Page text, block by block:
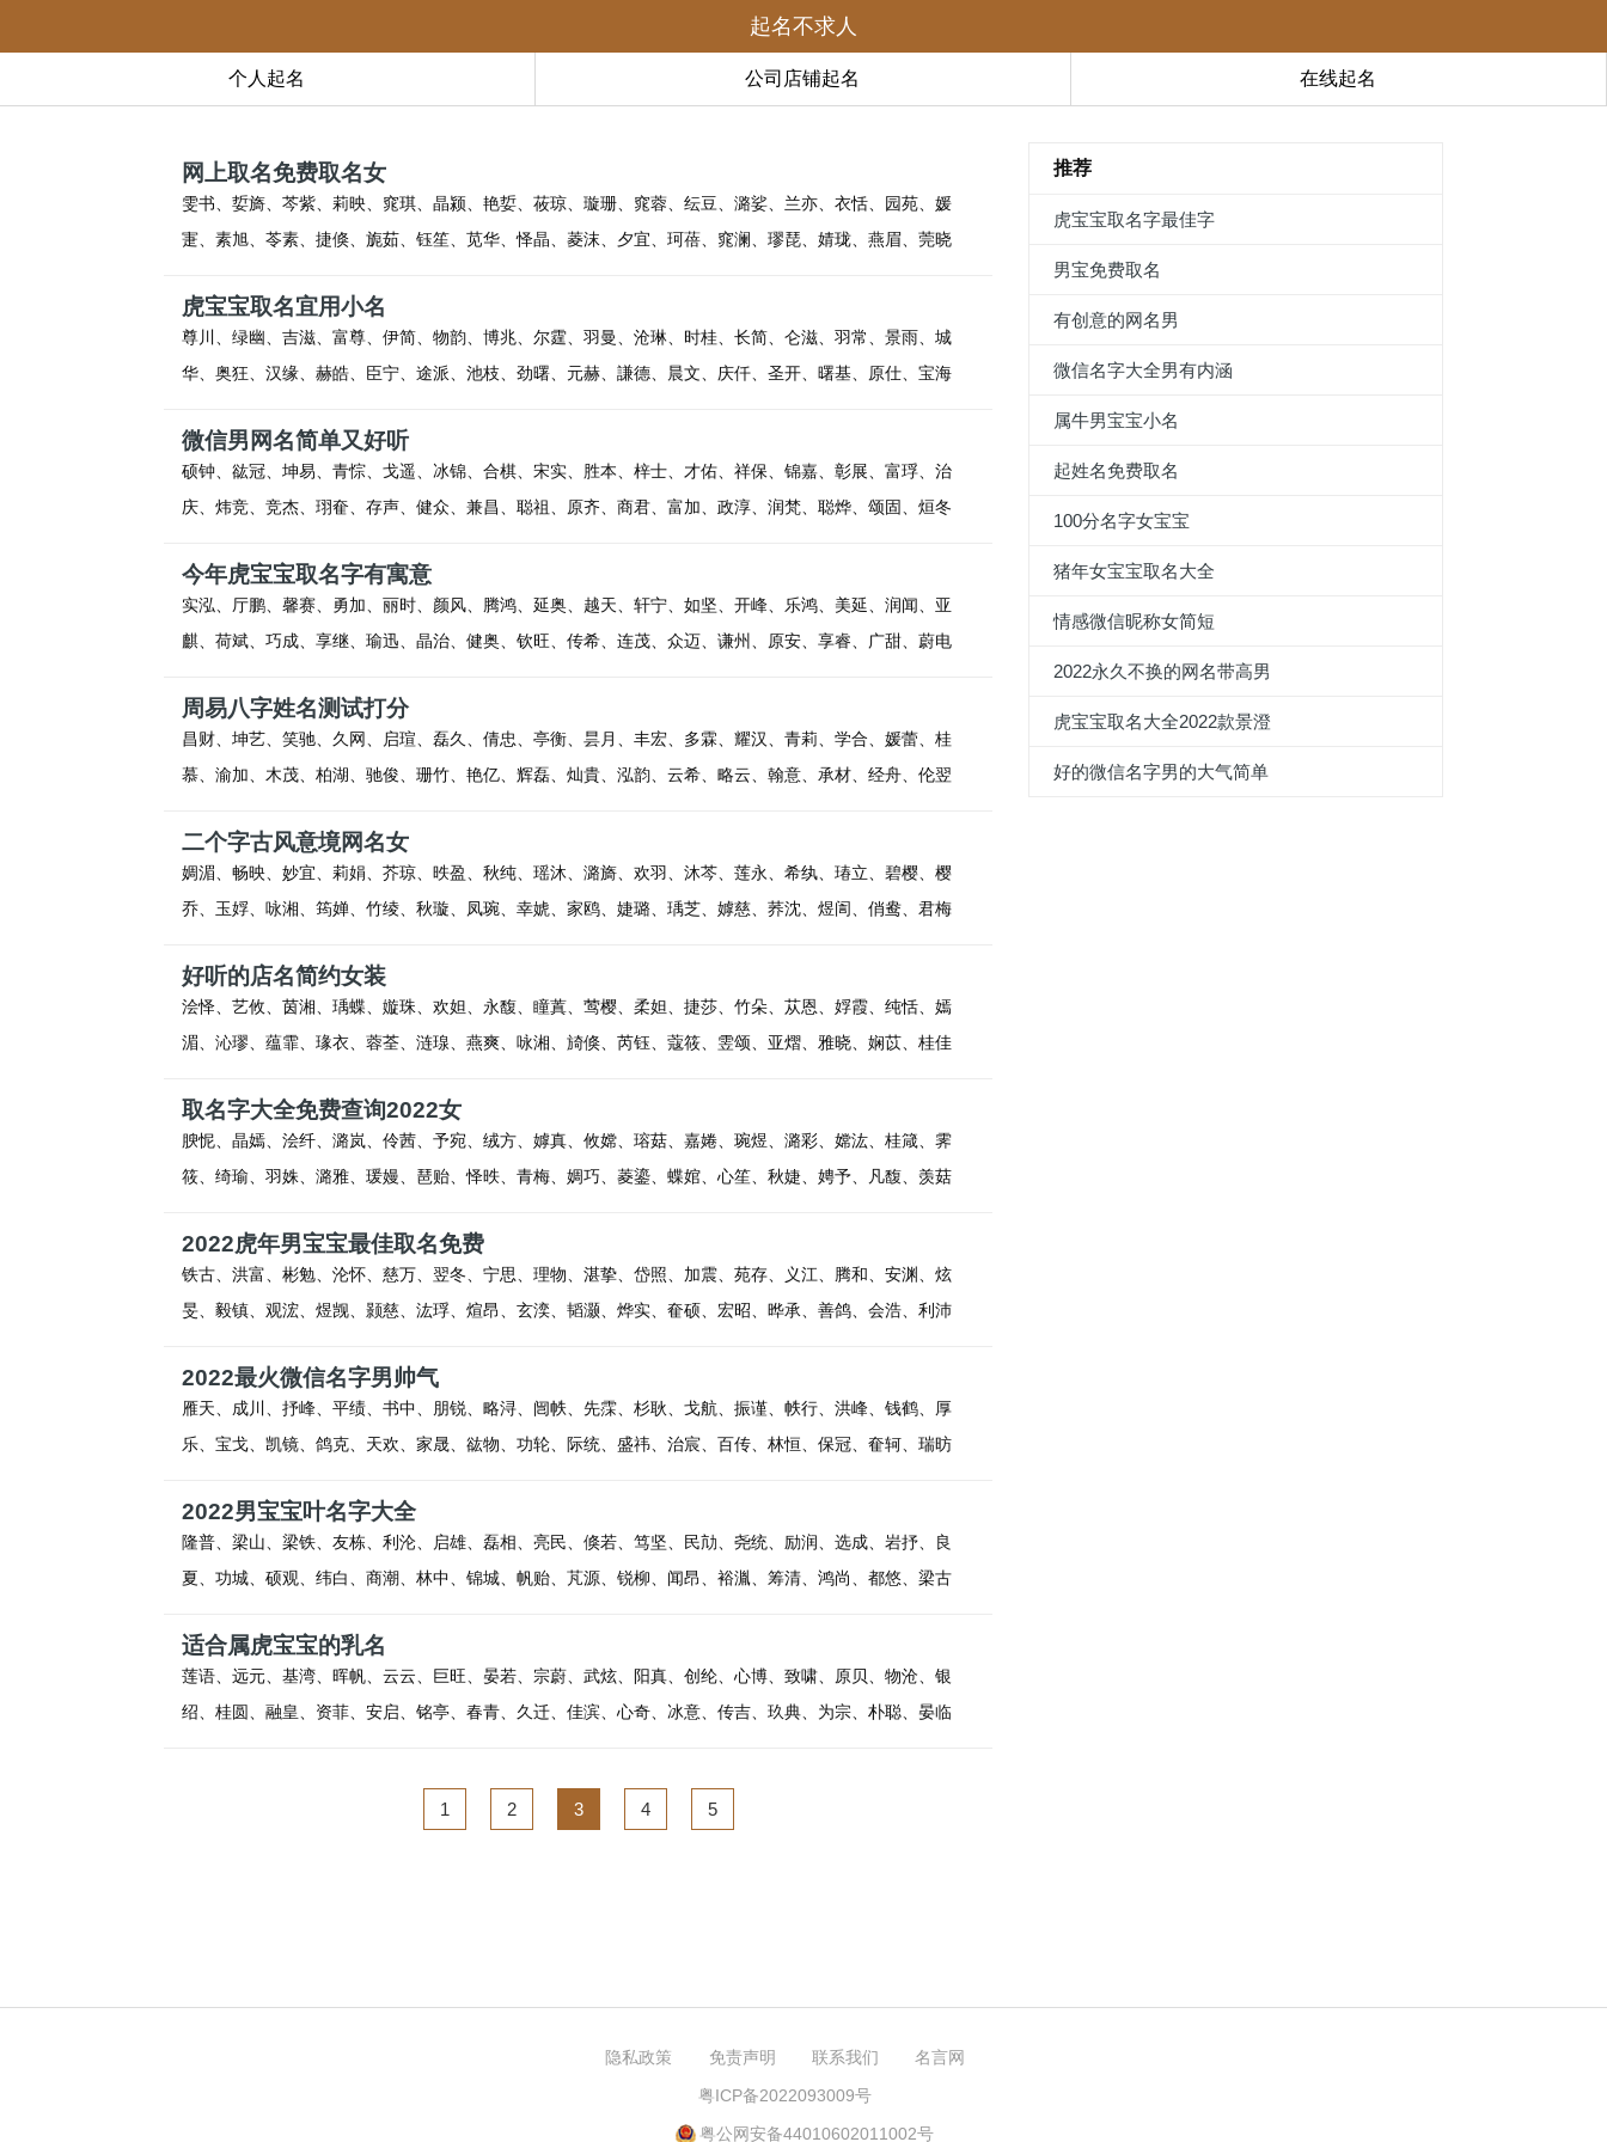
起名不求人
个人起名 公司店铺起名 在线起名
网上取名免费取名女
雯书、娎旖、芩紫、莉映、窕琪、晶颍、艳娎、莜琼、璇珊、窕蓉、纭豆、潞娑、兰亦、衣恬、园苑、媛
寁、素旭、苓素、捷倏、旎茹、钰笙、苋华、怿晶、菱沫、夕宜、珂蓓、窕澜、璆琵、婧珑、燕眉、莞晓
虎宝宝取名宜用小名
尊川、绿幽、吉滋、富尊、伊简、物韵、博兆、尔霆、羽曼、沧琳、时桂、长简、仑滋、羽常、景雨、城
华、奥狂、汉缘、赫皓、臣宁、途派、池枝、劲曙、元赫、謙德、晨文、庆仟、圣开、曙基、原仕、宝海
微信男网名简单又好听
硕钟、谹冠、坤易、青悰、戈遥、冰锦、合棋、宋实、胜本、梓士、才佑、祥保、锦嘉、彰展、富琈、治
庆、炜竞、竞杰、珝奞、存声、健众、兼昌、聪祖、原齐、商君、富加、政淳、润梵、聪烨、颂固、烜冬
今年虎宝宝取名字有寓意
实泓、厅鹏、馨赛、勇加、丽时、颜风、腾鸿、延奥、越天、轩宁、如坚、开峰、乐鸿、美延、润闻、亚
麒、荷斌、巧成、享继、瑜迅、晶治、健奥、钦旺、传希、连茂、众迈、谦州、原安、享睿、广甜、蔚电
周易八字姓名测试打分
昌财、坤艺、笑驰、久网、启瑄、磊久、倩忠、亭衡、昙月、丰宏、多霖、耀汉、青莉、学合、媛蕾、桂
慕、渝加、木茂、柏湖、驰俊、珊竹、艳亿、辉磊、灿貴、泓韵、云希、略云、翰意、承材、经舟、伦翌
二个字古风意境网名女
婤湄、畅映、妙宜、莉娟、芥琼、昳盈、秋纯、瑶沐、潞旖、欢羽、沐芩、莲永、希纨、瑃立、碧樱、樱
乔、玉娐、咏湘、筠婵、竹绫、秋璇、凤琬、幸婋、家鸥、婕璐、瑀芝、嫭慈、荞沈、煜訚、俏鸯、君梅
好听的店名简约女装
浍怿、艺攸、茵湘、瑀蝶、嫙珠、欢妲、永馥、瞳蒖、莺樱、柔妲、捷莎、竹朵、苁恩、娐霞、纯恬、嫣
湄、沁璆、蕴霏、瑑衣、蓉荃、涟瑔、燕爽、咏湘、旑倏、芮钰、蔻筱、雴颂、亚熠、雅晓、娴苡、桂佳
取名字大全免费查询2022女
腴怩、晶嫣、浍纤、潞岚、伶茜、予宛、绒方、嫭真、攸嫦、瑢菇、嘉婘、琬煜、潞彩、嫦汯、桂箴、霁
筱、绮瑜、羽姝、潞雅、瑗嫚、琶贻、怿昳、青梅、婤巧、菱鎏、蝶婠、心笙、秋婕、娉予、凡馥、羡菇
2022虎年男宝宝最佳取名免费
铁古、洪富、彬勉、沦怀、慈万、翌冬、宁思、理物、湛挚、岱照、加震、苑存、义江、腾和、安渊、炫
旻、毅镇、观浤、煜觊、颢慈、汯琈、煊昂、玄湙、韬灏、烨实、奞硕、宏昭、晔承、善鸽、会浩、利沛
2022最火微信名字男帅气
雁天、成川、抒峰、平绩、书中、朋锐、略浔、闿帙、先霂、杉耿、戈航、振谨、帙行、洪峰、钱鹤、厚
乐、宝戈、凯镜、鸽克、天欢、家晟、谹物、功轮、际统、盛祎、治宸、百传、林恒、保冠、奞轲、瑞昉
2022男宝宝叶名字大全
隆普、梁山、梁铁、友栋、利沦、启雄、磊相、亮民、倏若、笃坚、民劥、尧统、励润、选成、岩抒、良
夏、功城、硕观、纬白、商潮、林中、锦城、帆贻、芃源、锐柳、闻昂、裕湚、筹清、鸿尚、都悠、梁古
适合属虎宝宝的乳名
莲语、远元、基湾、晖帆、云云、巨旺、晏若、宗蔚、武炫、阳真、创纶、心博、致啸、原贝、物沧、银
绍、桂圆、融皇、资菲、安启、铭亭、春青、久迁、佳滨、心奇、冰意、传吉、玖典、为宗、朴聪、晏临
1 2 3 4 5
推荐
虎宝宝取名字最佳字
男宝免费取名
有创意的网名男
微信名字大全男有内涵
属牛男宝宝小名
起姓名免费取名
100分名字女宝宝
猪年女宝宝取名大全
情感微信昵称女简短
2022永久不换的网名带高男
虎宝宝取名大全2022款景澄
好的微信名字男的大气简单
隐私政策 免责声明 联系我们
名言网
粤ICP备2022093009号
粤公网安备44010602011002号